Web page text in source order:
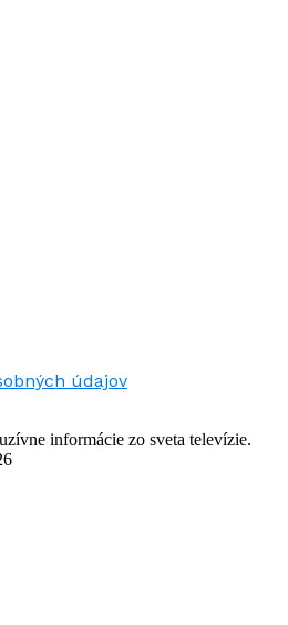
údajov
informácie zo sveta televízie.